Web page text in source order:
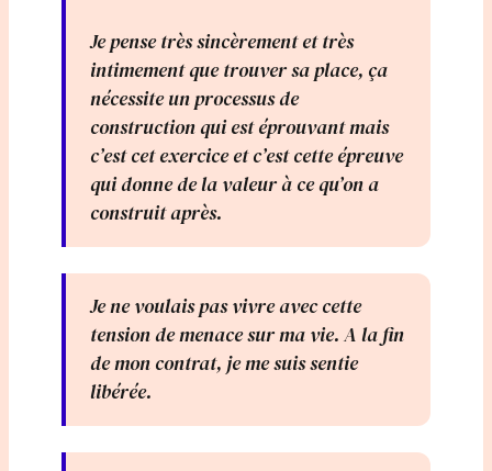
Je pense très sincèrement et très
intimement que trouver sa place, ça
nécessite un processus de
construction qui est éprouvant mais
c’est cet exercice et c’est cette épreuve
qui donne de la valeur à ce qu’on a
construit après.
Je ne voulais pas vivre avec cette
tension de menace sur ma vie. A la fin
de mon contrat, je me suis sentie
libérée.